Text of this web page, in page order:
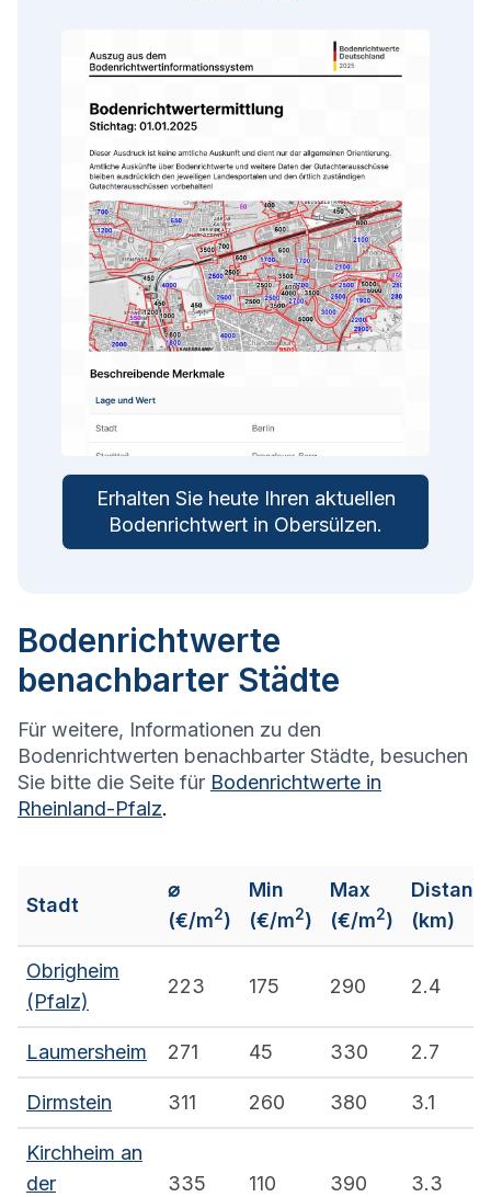
Erhalten Sie heute Ihren aktuellen
Bodenrichtwert in Obersülzen.
Bodenrichtwerte
benachbarter Städte
Für weitere, Informationen zu den
Bodenrichtwerten benachbarter Städte, besuchen
Sie bitte die Seite für Bodenrichtwerte in
Rheinland-Pfalz.
Stadt
⌀
(€/m2)
Min
(€/m2)
Max
(€/m2)
Distanz
(km)
Obrigheim
(Pfalz)
223 175 290 2.4
Laumersheim 271 45 330 2.7
Dirmstein 311 260 380 3.1
Kirchheim an
der
335 110 390 3.3